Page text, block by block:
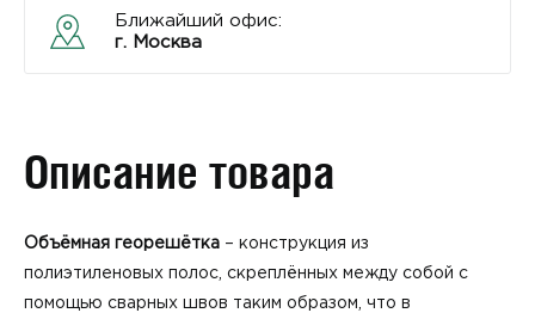
Ближайший офис:
г. Москва
Описание товара
Объёмная георешётка – конструкция из
полиэтиленовых полос, скреплённых между собой с
помощью сварных швов таким образом, что в